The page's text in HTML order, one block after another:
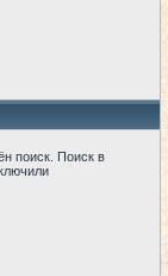
поиск. Поиск в